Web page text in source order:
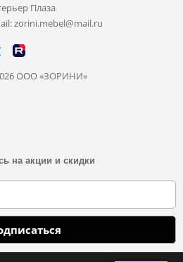
Плаза
zorini.mebel@mail.ru
ООО «ЗОРИНИ»
на акции и скидки
с политикой обработки